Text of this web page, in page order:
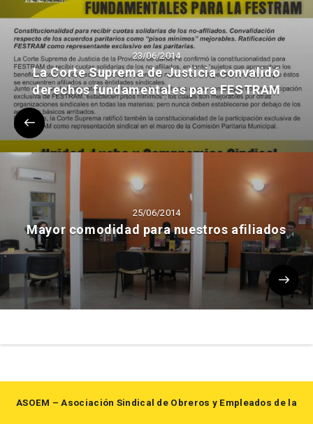
23/06/2014
La Corte Suprema de Justicia convalidó
derechos fundamentales para FESTRAM
25/06/2014
Mayor comodidad para nuestros afiliados
ASOEM – Asociación Sindical de Obreros y Empleados de la